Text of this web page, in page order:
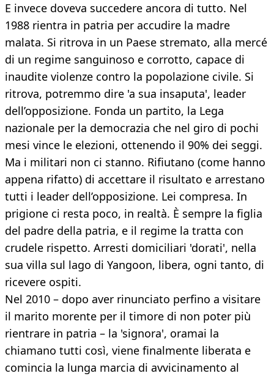
E invece doveva succedere ancora di tutto. Nel
1988 rientra in patria per accudire la madre
malata. Si ritrova in un Paese stremato, alla mercé
di un regime sanguinoso e corrotto, capace di
inaudite violenze contro la popolazione civile. Si
ritrova, potremmo dire 'a sua insaputa', leader
dell’opposizione. Fonda un partito, la Lega
nazionale per la democrazia che nel giro di pochi
mesi vince le elezioni, ottenendo il 90% dei seggi.
Ma i militari non ci stanno. Rifiutano (come hanno
appena rifatto) di accettare il risultato e arrestano
tutti i leader dell’opposizione. Lei compresa. In
prigione ci resta poco, in realtà. È sempre la figlia
del padre della patria, e il regime la tratta con
crudele rispetto. Arresti domiciliari 'dorati', nella
sua villa sul lago di Yangoon, libera, ogni tanto, di
ricevere ospiti.
Nel 2010 – dopo aver rinunciato perfino a visitare
il marito morente per il timore di non poter più
rientrare in patria – la 'signora', oramai la
chiamano tutti così, viene finalmente liberata e
comincia la lunga marcia di avvicinamento al